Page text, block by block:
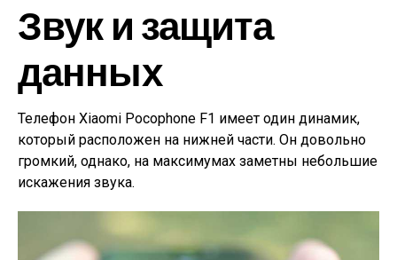
Звук и защита
данных
Телефон Xiaomi Pocophone F1 имеет один динамик,
который расположен на нижней части. Он довольно
громкий, однако, на максимумах заметны небольшие
искажения звука.